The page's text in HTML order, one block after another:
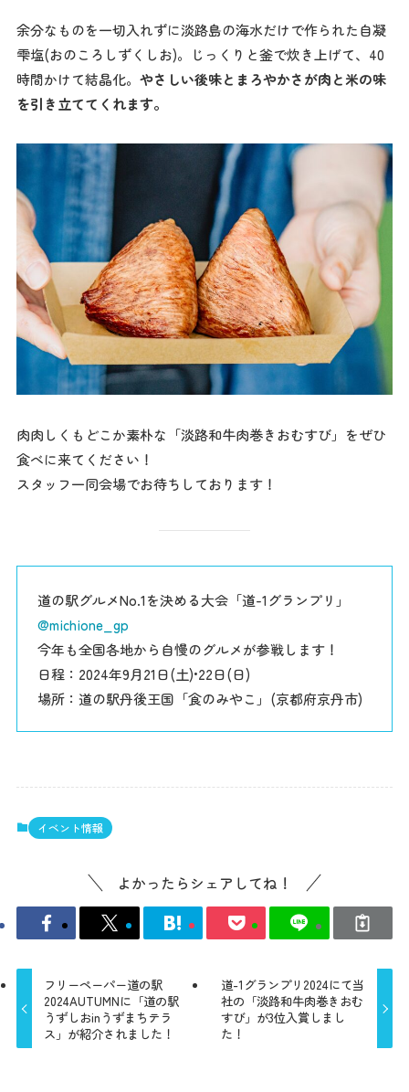
余分なものを一切入れずに淡路島の海水だけで作られた自凝
雫塩(おのころしずくしお)。じっくりと釜で炊き上げて、40
時間かけて結晶化。 やさしい後味とまろやかさが肉と米の味
を引き立ててくれます。
肉肉しくもどこか素朴な「淡路和牛肉巻きおむすび」をぜひ
食べに来てください！
スタッフ一同会場でお待ちしております！
道の駅グルメNo.1を決める大会「道-1グランプリ」
@michione_gp
今年も全国各地から自慢のグルメが参戦します！
日程：2024年9月21日(土)•22日(日)
場所：道の駅丹後王国「食のみやこ」(京都府京丹市)
イベント情報
よかったらシェアしてね！
フリーペーパー道の駅
2024AUTUMNに「道の駅
うずしおinうずまちテラ
ス」が紹介されました！
道-1グランプリ2024にて当
社の「淡路和牛肉巻きおむ
すび」が3位入賞しまし
た！